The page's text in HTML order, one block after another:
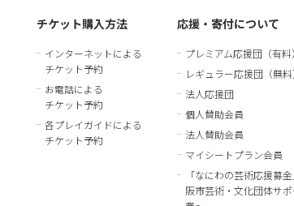
チケット購入方法
インターネットによる
チケット予約
お電話による
チケット予約
各プレイガイドによる
チケット予約
応援・寄付について
プレミアム応援団（有料
レギュラー応援団（無
法人応援団
個人賛助会員
法人賛助会員
マイシートプラン会員
「なにわの芸術応援募
阪市芸術・文化団体サ